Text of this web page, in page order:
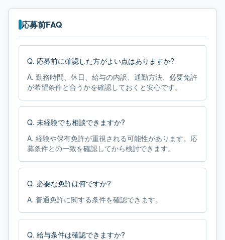
応募前FAQ
Q. 応募前に確認した方がよい点はありますか?
A. 勤務時間、休日、給与の内訳、通勤方法、必要免許
が希望条件と合うかを確認しておくと安心です。
Q. 未経験でも相談できますか?
A. 経験や保有免許が重視される可能性があります。応
募条件との一致を確認してから検討できます。
Q. 必要な免許は何ですか?
A. 普通免許に関する条件を確認できます。
Q. 給与条件は確認できますか?